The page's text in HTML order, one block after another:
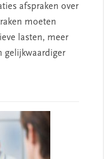
afspraken over
moeten
lasten, meer
gelijkwaardiger